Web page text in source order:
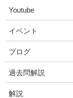
Youtube
イベント
ブログ
過去問解説
解説